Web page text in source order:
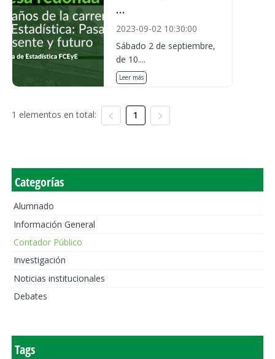
...
2023-09-02 10:30:00
Sábado 2 de septiembre,
de 10....
Leer más
1 elementos en total: 1
Categorías
Alumnado
Información General
Contador Público
Investigación
Noticias institucionales
Debates
Tags